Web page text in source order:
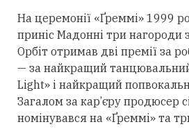
На церемонії «Ґреммі» 1999
приніс Мадонні три нагороди
Орбіт отримав дві премії за
— за найкращий
Light» і найкращий
Загалом за кар’єру продюсер
номінувався на «Ґреммі» та